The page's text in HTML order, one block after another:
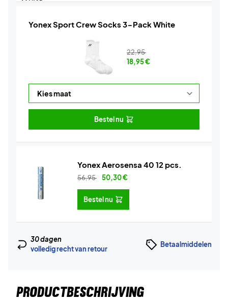
Yonex Sport Crew Socks 3-Pack White
22,95
18,95€
Bestel nu
Yonex Aerosensa 40 12 pcs.
56,95 50,30€
Bestel nu
30 dagen
volledig recht van retour
Betaalmiddelen
PRODUCTBESCHRIJVING